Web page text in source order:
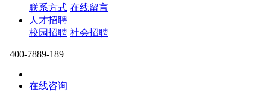
联系方式 在线留言
人才招聘
校园招聘 社会招聘
400-7889-189
在线咨询